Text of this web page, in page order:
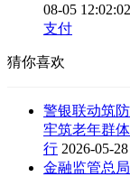
08-05 12:02:02
支付
猜你喜欢
警银联动筑
牢筑老年群
行 2026-05-
金融监管总